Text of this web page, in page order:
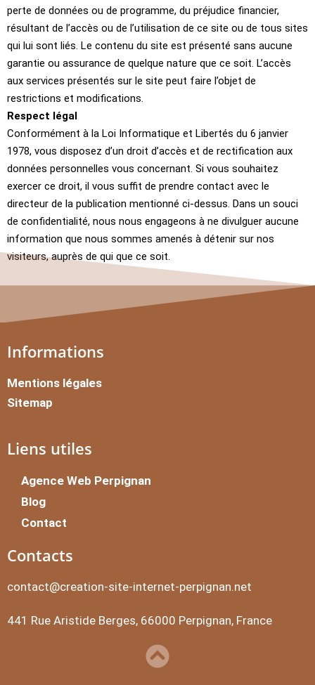
perte de données ou de programme, du préjudice financier,
résultant de l’accès ou de l’utilisation de ce site ou de tous sites
qui lui sont liés. Le contenu du site est présenté sans aucune
garantie ou assurance de quelque nature que ce soit. L’accès
aux services présentés sur le site peut faire l’objet de
restrictions et modifications.
Respect légal
Conformément à la Loi Informatique et Libertés du 6 janvier
1978, vous disposez d’un droit d’accès et de rectification aux
données personnelles vous concernant. Si vous souhaitez
exercer ce droit, il vous suffit de prendre contact avec le
directeur de la publication mentionné ci-dessus. Dans un souci
de confidentialité, nous nous engageons à ne divulguer aucune
information que nous sommes amenés à détenir sur nos
visiteurs, auprès de qui que ce soit.
Informations
Mentions légales
Sitemap
Liens utiles
Agence Web Perpignan
Blog
Contact
Contacts
contact@creation-site-internet-perpignan.net
441 Rue Aristide Berges, 66000 Perpignan, France